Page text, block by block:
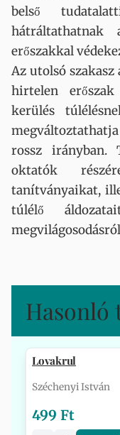
belső
hátráltathatnak
erőszakkal
Az utolsó
hirtelen
kerülés
rossz irányban.
oktatók
tanítványaikat,
túlélő
Hasonló
Lovakrul
Széchenyi István
499 Ft